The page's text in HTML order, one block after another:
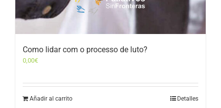
Como lidar com o processo de luto?
0,00€
Añadir al carrito Detalles